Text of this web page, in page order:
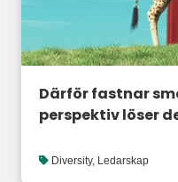
Därför fastnar
perspektiv löser
Diversity, Ledarskap